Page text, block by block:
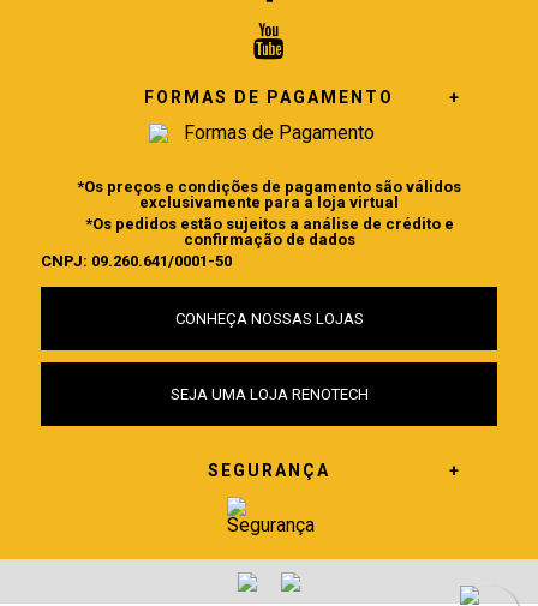
FORMAS DE PAGAMENTO
*Os preços e condições de pagamento são válidos
exclusivamente para a loja virtual
*Os pedidos estão sujeitos a análise de crédito e
confirmação de dados
CNPJ: 09.260.641/0001-50
CONHEÇA NOSSAS LOJAS
SEJA UMA LOJA RENOTECH
SEGURANÇA